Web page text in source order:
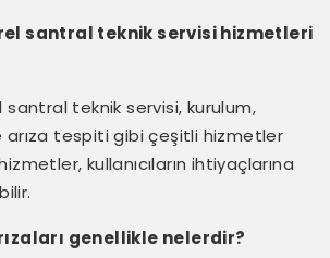
santral teknik servisi hizmetleri
santral teknik servisi, kurulum,
arıza tespiti gibi çeşitli hizmetler
kullanıcıların ihtiyaçlarına
genellikle nelerdir?